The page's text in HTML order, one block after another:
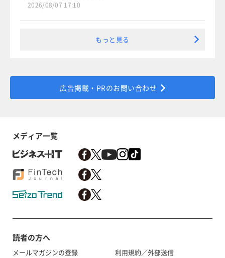
2026/08/07 17:10
もっと見る
広告掲載・PRのお問い合わせ
メディア一覧
読者の方へ
メールマガジンの登録
利用規約／外部送信